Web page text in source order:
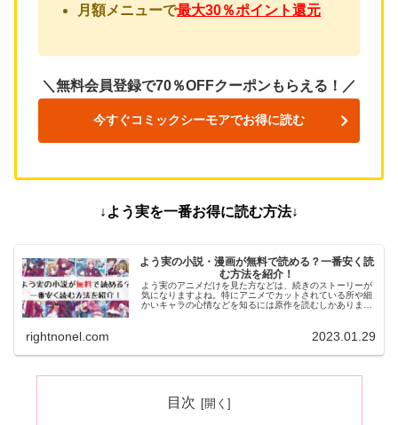
月額メニューで最大30％ポイント還元
＼無料会員登録で70％OFFクーポンもらえる！／
今すぐコミックシーモアでお得に読む
↓よう実を一番お得に読む方法↓
よう実の小説・漫画が無料で読める？一番安く読
む方法を紹介！
よう実のアニメだけを見た方などは、続きのストーリーが
気になりますよね。特にアニメでカットされている所や細
かいキャラの心情などを知るには原作を読むしかありませ
rightnonel.com 2023.01.29
目次